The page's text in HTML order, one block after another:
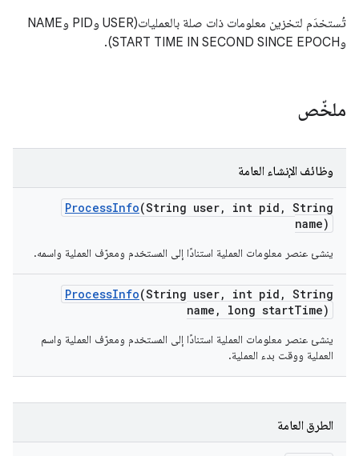
تُستخدَم لتخزين معلومات ذات صلة بالعمليات(USER وPID وNAME
وSTART TIME IN SECOND SINCE EPOCH).
ملخّص
وظائف الإنشاء العامة
ProcessInfo(String user, int pid , String
name)
ينشئ عنصر معلومات العملية استنادًا إلى المستخدم ومعرّف العملية واسمه.
ProcessInfo(String user, int pid , String
name , long startTime)
ينشئ عنصر معلومات العملية استنادًا إلى المستخدم ومعرّف العملية واسم
العملية ووقت بدء العملية.
الطرق العامة